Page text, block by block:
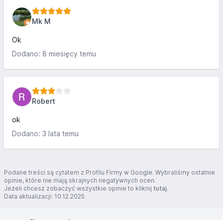
Mk M
Ok
Dodano: 8 miesięcy temu
Robert
ok
Dodano: 3 lata temu
Podane treści są cytatem z Profilu Firmy w Google. Wybraliśmy ostatnie
opinie, które nie mają skrajnych negatywnych ocen.
Jeżeli chcesz zobaczyć wszystkie opinie to kliknij tutaj.
Data aktualizacji: 10.12.2025